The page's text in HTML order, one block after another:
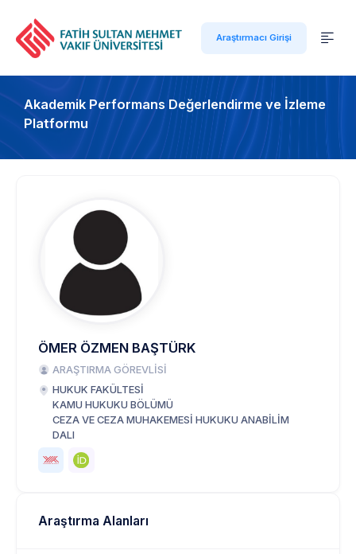
Araştırmacı Girişi
Akademik Performans Değerlendirme ve İzleme
Platformu
ÖMER ÖZMEN BAŞTÜRK
ARAŞTIRMA GÖREVLİSİ
HUKUK FAKÜLTESİ
KAMU HUKUKU BÖLÜMÜ
CEZA VE CEZA MUHAKEMESİ HUKUKU ANABİLİM
DALI
Araştırma Alanları